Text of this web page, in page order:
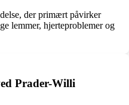
der primært påvirker
lemmer, hjerteproblemer og
Prader-Willi